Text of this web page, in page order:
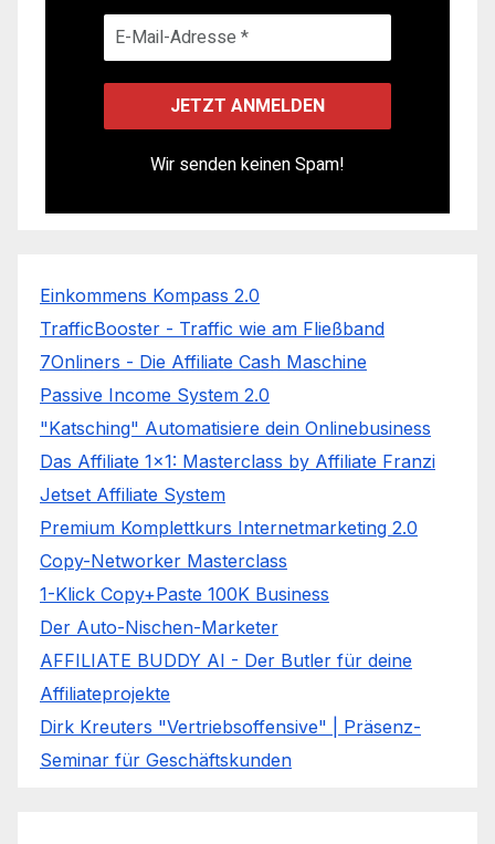
Wir senden keinen Spam!
Einkommens Kompass 2.0
TrafficBooster - Traffic wie am Fließband
7Onliners - Die Affiliate Cash Maschine
Passive Income System 2.0
"Katsching" Automatisiere dein Onlinebusiness
Das Affiliate 1x1: Masterclass by Affiliate Franzi
Jetset Affiliate System
Premium Komplettkurs Internetmarketing 2.0
Copy-Networker Masterclass
1-Klick Copy+Paste 100K Business
Der Auto-Nischen-Marketer
AFFILIATE BUDDY AI - Der Butler für deine
Affiliateprojekte
Dirk Kreuters "Vertriebsoffensive" | Präsenz-
Seminar für Geschäftskunden